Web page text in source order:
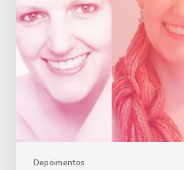
Depoimentos